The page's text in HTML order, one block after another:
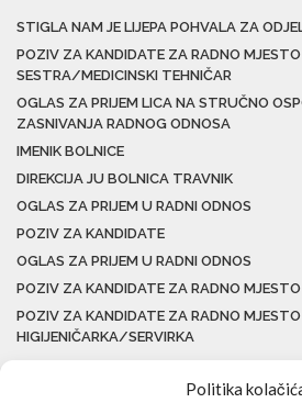
Politika
STIGLA NAM JE LIJEPA POHVALA ZA
POZIV ZA KANDIDATE ZA RADNO
SESTRA/MEDICINSKI TEHNIČAR
OGLAS ZA PRIJEM LICA NA STRUČNO
ZASNIVANJA RADNOG ODNOSA
IMENIK BOLNICE
DIREKCIJA JU BOLNICA TRAVNIK
OGLAS ZA PRIJEM U RADNI ODNOS
POZIV ZA KANDIDATE
OGLAS ZA PRIJEM U RADNI ODNOS
POZIV ZA KANDIDATE ZA RADNO MJESTO
POZIV ZA KANDIDATE ZA RADNO MJESTO
HIGIJENIČARKA/SERVIRKA